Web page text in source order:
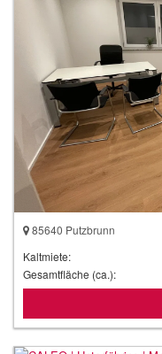
85640 Putzbrunn
Kaltmiete:
Gesamtfläche (ca.):